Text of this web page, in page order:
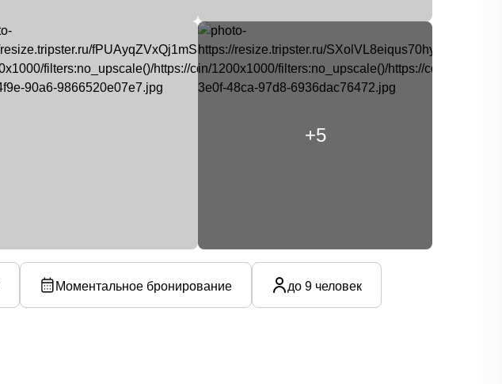
+5
Моментальное бронирование до 9 человек